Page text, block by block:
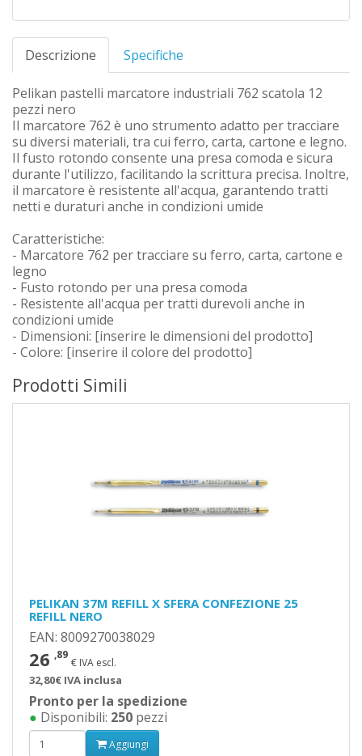
Descrizione Specifiche
Pelikan pastelli marcatore industriali 762 scatola 12
pezzi nero
Il marcatore 762 è uno strumento adatto per tracciare
su diversi materiali, tra cui ferro, carta, cartone e legno.
Il fusto rotondo consente una presa comoda e sicura
durante l'utilizzo, facilitando la scrittura precisa. Inoltre,
il marcatore è resistente all'acqua, garantendo tratti
netti e duraturi anche in condizioni umide
Caratteristiche:
- Marcatore 762 per tracciare su ferro, carta, cartone e
legno
- Fusto rotondo per una presa comoda
- Resistente all'acqua per tratti durevoli anche in
condizioni umide
- Dimensioni: [inserire le dimensioni del prodotto]
- Colore: [inserire il colore del prodotto]
Prodotti Simili
PELIKAN 37M REFILL X SFERA CONFEZIONE 25
REFILL NERO
EAN: 8009270038029
26 ,89
€ IVA escl.
32,80€ IVA inclusa
Pronto per la spedizione
● Disponibili: 250 pezzi
Aggiungi